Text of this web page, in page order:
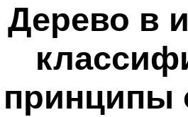
Дерево в
принципы